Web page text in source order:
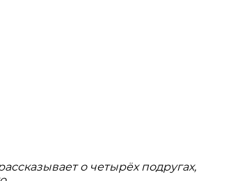
о четырёх подругах,